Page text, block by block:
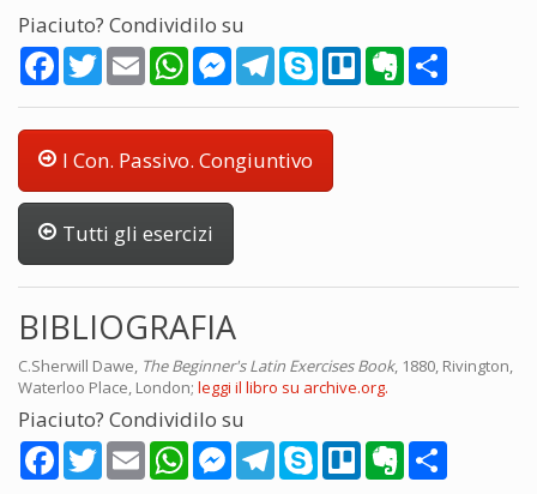
Piaciuto? Condividilo su
FacebookTwitterEmail WhatsAppMessengerTelegramSkype Trello Evernote
I Con. Passivo. Congiuntivo
Tutti gli esercizi
BIBLIOGRAFIA
C.Sherwill Dawe, The Beginner's Latin Exercises Book, 1880, Rivington,
Waterloo Place, London; leggi il libro su archive.org.
Piaciuto? Condividilo su
FacebookTwitterEmail WhatsAppMessengerTelegramSkype Trello Evernote